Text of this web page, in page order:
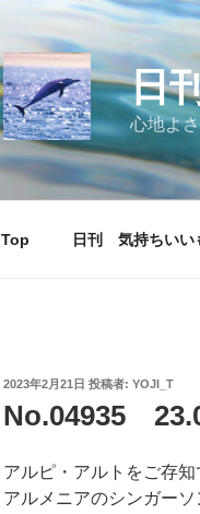
日
心地よ
Top 日刊 気持ちいい
投
日:
2023年2月21日 投稿者: YOJI_T
No.04935
アルピ・アルトをご存知
アルメニアのシンガーソ